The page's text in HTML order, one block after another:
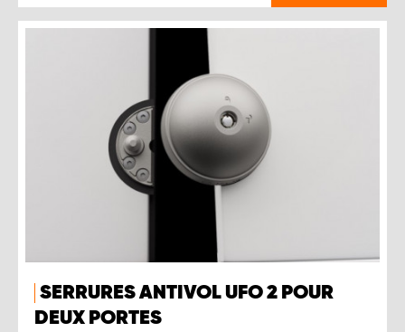
SERRURES ANTIVOL UFO 2 POUR
DEUX PORTES